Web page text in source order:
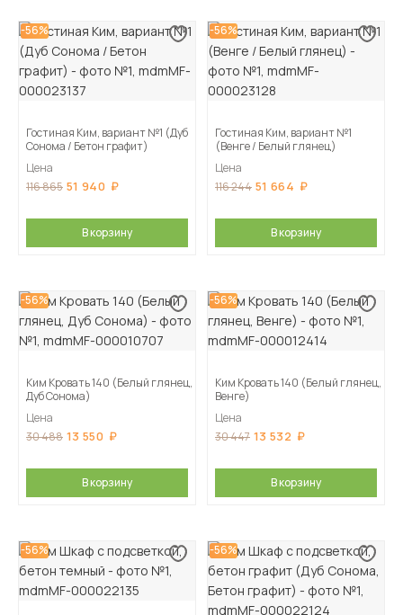
-56%
Гостиная Ким, вариант №1 (Дуб
Сонома / Бетон графит)
Цена
116 865 51 940
В корзину
-56%
Гостиная Ким, вариант №1
(Венге / Белый глянец)
Цена
116 244 51 664
В корзину
-56%
Ким Кровать 140 (Белый глянец,
Дуб Сонома)
Цена
30 488 13 550
В корзину
-56%
Ким Кровать 140 (Белый глянец,
Венге)
Цена
30 447 13 532
В корзину
-56% -56%